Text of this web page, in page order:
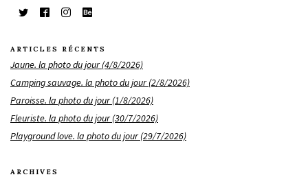
ARTICLES RÉCENTS
Jaune. la photo du jour (4/8/2026)
Camping sauvage. la photo du jour (2/8/2026)
Paroisse. la photo du jour (1/8/2026)
Fleuriste. la photo du jour (30/7/2026)
Playground love. la photo du jour (29/7/2026)
ARCHIVES